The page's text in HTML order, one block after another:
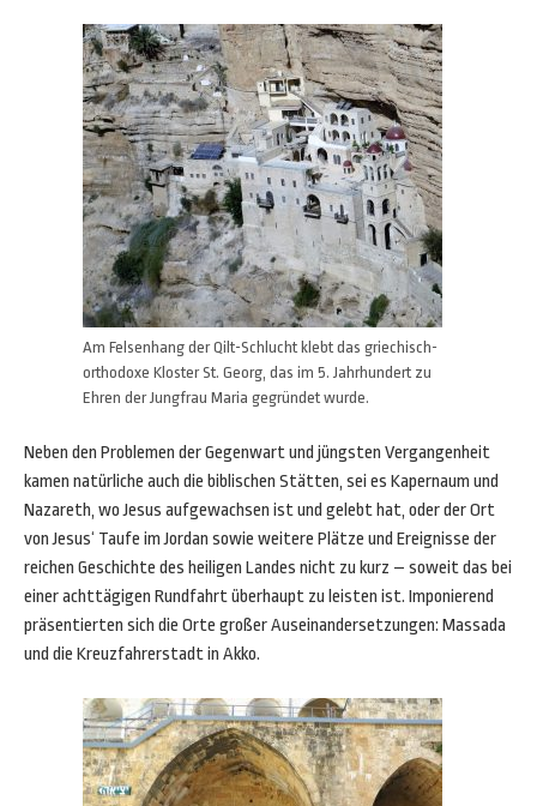
Am Felsenhang der Qilt-Schlucht klebt das griechisch-
orthodoxe Kloster St. Georg, das im 5. Jahrhundert zu
Ehren der Jungfrau Maria gegründet wurde.
Neben den Problemen der Gegenwart und jüngsten Vergangenheit
kamen natürliche auch die biblischen Stätten, sei es Kapernaum und
Nazareth, wo Jesus aufgewachsen ist und gelebt hat, oder der Ort
von Jesus‘ Taufe im Jordan sowie weitere Plätze und Ereignisse der
reichen Geschichte des heiligen Landes nicht zu kurz – soweit das bei
einer achttägigen Rundfahrt überhaupt zu leisten ist. Imponierend
präsentierten sich die Orte großer Auseinandersetzungen: Massada
und die Kreuzfahrerstadt in Akko.